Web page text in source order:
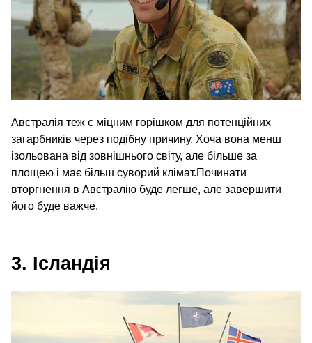
Австралія теж є міцним горішком для потенційних
загарбників через подібну причину. Хоча вона менш
ізольована від зовнішнього світу, але більше за
площею і має більш суворий клімат.Починати
вторгнення в Австралію буде легше, але завершити
його буде важче.
3. Ісландія